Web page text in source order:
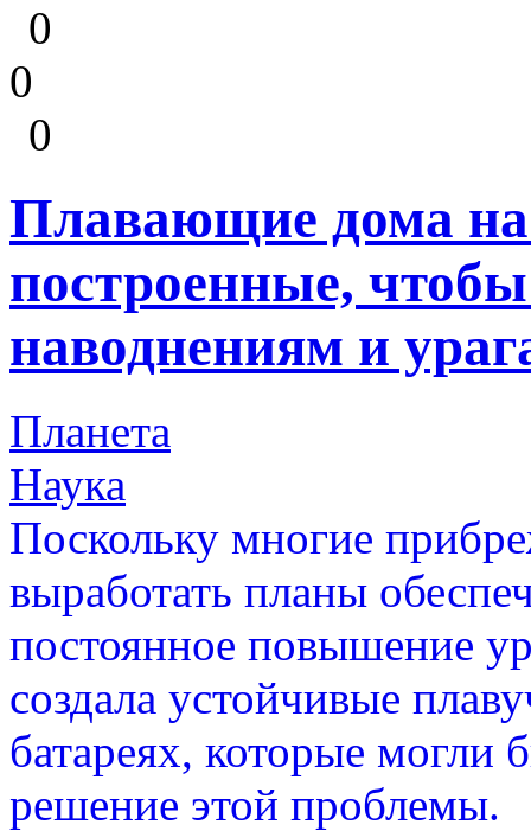
0
0
0
Плавающие дома на
построенные,
наводнениям и
Планета
Наука
Поскольку многие
выработать планы
постоянное повышение
создала устойчивые
батареях, которые могли
решение этой проблемы.